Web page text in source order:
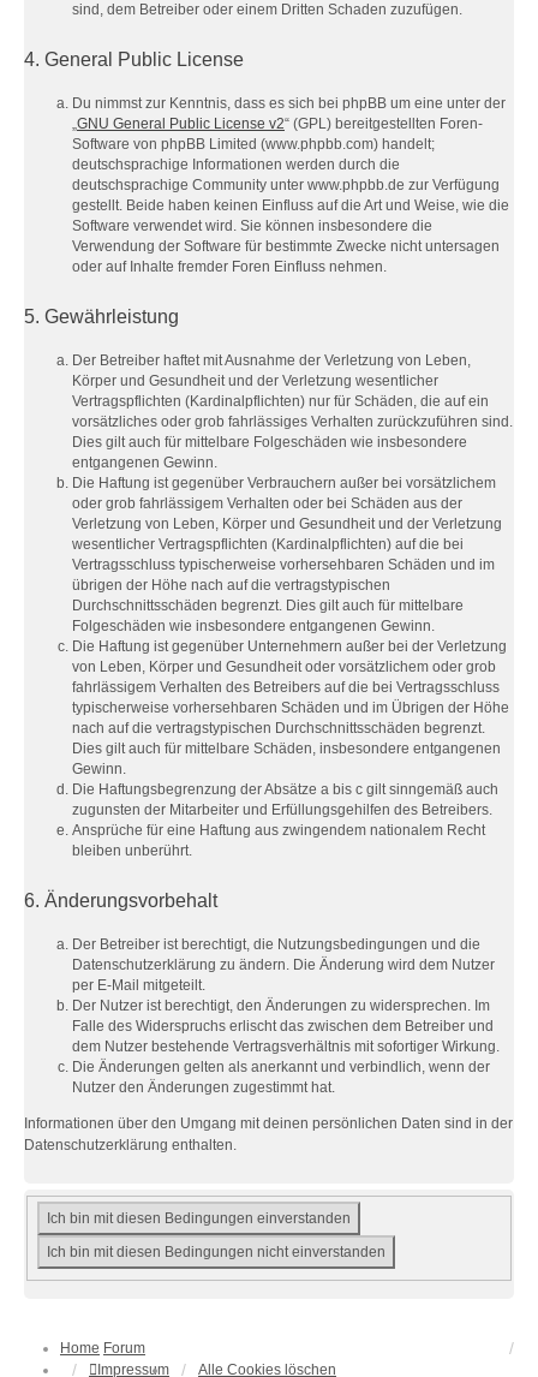
sind, dem Betreiber oder einem Dritten Schaden zuzufügen.
4. General Public License
Du nimmst zur Kenntnis, dass es sich bei phpBB um eine unter der
„GNU General Public License v2“ (GPL) bereitgestellten Foren-
Software von phpBB Limited (www.phpbb.com) handelt;
deutschsprachige Informationen werden durch die
deutschsprachige Community unter www.phpbb.de zur Verfügung
gestellt. Beide haben keinen Einfluss auf die Art und Weise, wie die
Software verwendet wird. Sie können insbesondere die
Verwendung der Software für bestimmte Zwecke nicht untersagen
oder auf Inhalte fremder Foren Einfluss nehmen.
5. Gewährleistung
Der Betreiber haftet mit Ausnahme der Verletzung von Leben,
Körper und Gesundheit und der Verletzung wesentlicher
Vertragspflichten (Kardinalpflichten) nur für Schäden, die auf ein
vorsätzliches oder grob fahrlässiges Verhalten zurückzuführen sind.
Dies gilt auch für mittelbare Folgeschäden wie insbesondere
entgangenen Gewinn.
Die Haftung ist gegenüber Verbrauchern außer bei vorsätzlichem
oder grob fahrlässigem Verhalten oder bei Schäden aus der
Verletzung von Leben, Körper und Gesundheit und der Verletzung
wesentlicher Vertragspflichten (Kardinalpflichten) auf die bei
Vertragsschluss typischerweise vorhersehbaren Schäden und im
übrigen der Höhe nach auf die vertragstypischen
Durchschnittsschäden begrenzt. Dies gilt auch für mittelbare
Folgeschäden wie insbesondere entgangenen Gewinn.
Die Haftung ist gegenüber Unternehmern außer bei der Verletzung
von Leben, Körper und Gesundheit oder vorsätzlichem oder grob
fahrlässigem Verhalten des Betreibers auf die bei Vertragsschluss
typischerweise vorhersehbaren Schäden und im Übrigen der Höhe
nach auf die vertragstypischen Durchschnittsschäden begrenzt.
Dies gilt auch für mittelbare Schäden, insbesondere entgangenen
Gewinn.
Die Haftungsbegrenzung der Absätze a bis c gilt sinngemäß auch
zugunsten der Mitarbeiter und Erfüllungsgehilfen des Betreibers.
Ansprüche für eine Haftung aus zwingendem nationalem Recht
bleiben unberührt.
6. Änderungsvorbehalt
Der Betreiber ist berechtigt, die Nutzungsbedingungen und die
Datenschutzerklärung zu ändern. Die Änderung wird dem Nutzer
per E-Mail mitgeteilt.
Der Nutzer ist berechtigt, den Änderungen zu widersprechen. Im
Falle des Widerspruchs erlischt das zwischen dem Betreiber und
dem Nutzer bestehende Vertragsverhältnis mit sofortiger Wirkung.
Die Änderungen gelten als anerkannt und verbindlich, wenn der
Nutzer den Änderungen zugestimmt hat.
Informationen über den Umgang mit deinen persönlichen Daten sind in der
Datenschutzerklärung enthalten.
Home Forum
Impressum
Alle Cookies löschen